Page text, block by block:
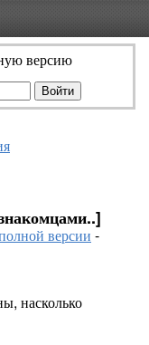
версию
версии -
насколько